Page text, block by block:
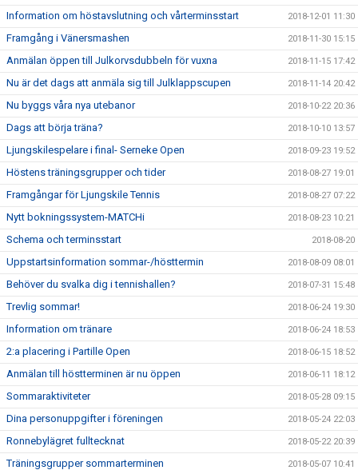
Information om höstavslutning och vårterminsstart 2018-12-01 11:30
Framgång i Vänersmashen 2018-11-30 15:15
Anmälan öppen till Julkorvsdubbeln för vuxna 2018-11-15 17:42
Nu är det dags att anmäla sig till Julklappscupen 2018-11-14 20:42
Nu byggs våra nya utebanor 2018-10-22 20:36
Dags att börja träna? 2018-10-10 13:57
Ljungskilespelare i final- Serneke Open 2018-09-23 19:52
Höstens träningsgrupper och tider 2018-08-27 19:01
Framgångar för Ljungskile Tennis 2018-08-27 07:22
Nytt bokningssystem-MATCHi 2018-08-23 10:21
Schema och terminsstart 2018-08-20
Uppstartsinformation sommar-/hösttermin 2018-08-09 08:01
Behöver du svalka dig i tennishallen? 2018-07-31 15:48
Trevlig sommar! 2018-06-24 19:30
Information om tränare 2018-06-24 18:53
2:a placering i Partille Open 2018-06-15 18:52
Anmälan till höstterminen är nu öppen 2018-06-11 18:12
Sommaraktiviteter 2018-05-28 09:15
Dina personuppgifter i föreningen 2018-05-24 22:03
Ronnebylägret fulltecknat 2018-05-22 20:39
Träningsgrupper sommarterminen 2018-05-07 10:41